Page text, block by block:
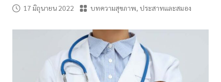
17 มิถุนายน 2022 บทความสุขภาพ, ประสาทและสมอง